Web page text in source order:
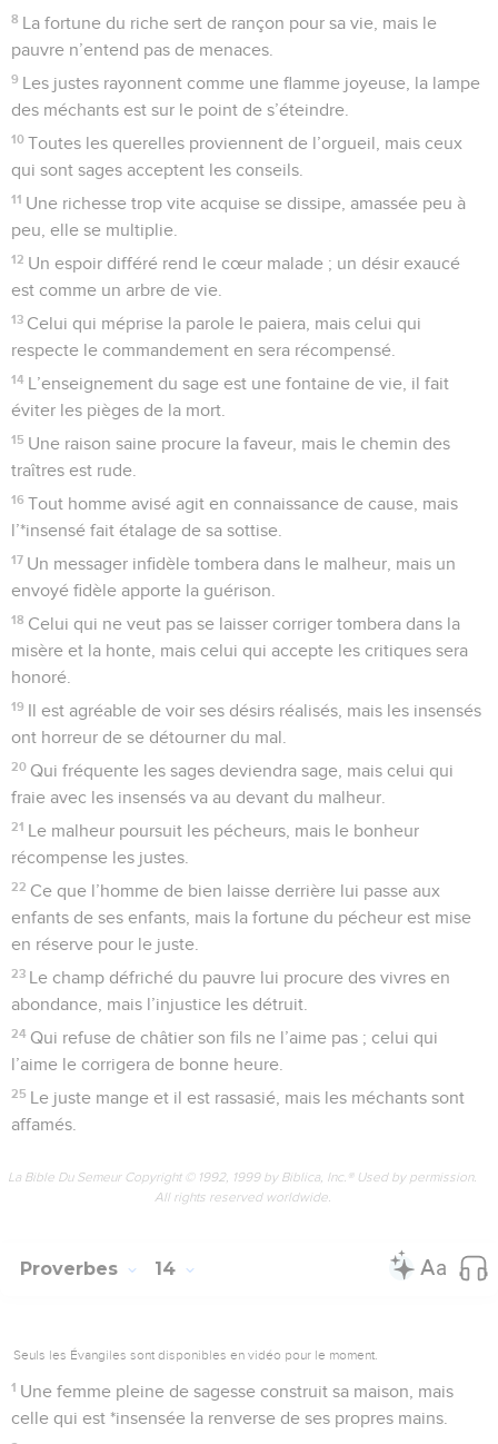
8 La fortune du riche sert de rançon pour sa vie, mais le
pauvre n’entend pas de menaces.
9 Les justes rayonnent comme une flamme joyeuse, la lampe
des méchants est sur le point de s’éteindre.
10 Toutes les querelles proviennent de l’orgueil, mais ceux
qui sont sages acceptent les conseils.
11 Une richesse trop vite acquise se dissipe, amassée peu à
peu, elle se multiplie.
12 Un espoir différé rend le cœur malade ; un désir exaucé
est comme un arbre de vie.
13 Celui qui méprise la parole le paiera, mais celui qui
respecte le commandement en sera récompensé.
14 L’enseignement du sage est une fontaine de vie, il fait
éviter les pièges de la mort.
15 Une raison saine procure la faveur, mais le chemin des
traîtres est rude.
16 Tout homme avisé agit en connaissance de cause, mais
l’*insensé fait étalage de sa sottise.
17 Un messager infidèle tombera dans le malheur, mais un
envoyé fidèle apporte la guérison.
18 Celui qui ne veut pas se laisser corriger tombera dans la
misère et la honte, mais celui qui accepte les critiques sera
honoré.
19 Il est agréable de voir ses désirs réalisés, mais les insensés
ont horreur de se détourner du mal.
20 Qui fréquente les sages deviendra sage, mais celui qui
fraie avec les insensés va au devant du malheur.
21 Le malheur poursuit les pécheurs, mais le bonheur
récompense les justes.
22 Ce que l’homme de bien laisse derrière lui passe aux
enfants de ses enfants, mais la fortune du pécheur est mise
en réserve pour le juste.
23 Le champ défriché du pauvre lui procure des vivres en
abondance, mais l’injustice les détruit.
24 Qui refuse de châtier son fils ne l’aime pas ; celui qui
l’aime le corrigera de bonne heure.
25 Le juste mange et il est rassasié, mais les méchants sont
affamés.
La Bible Du Semeur Copyright © 1992, 1999 by Biblica, Inc.® Used by permission.
All rights reserved worldwide.
Proverbes 14
Seuls les Évangiles sont disponibles en vidéo pour le moment.
1 Une femme pleine de sagesse construit sa maison, mais
celle qui est *insensée la renverse de ses propres mains.